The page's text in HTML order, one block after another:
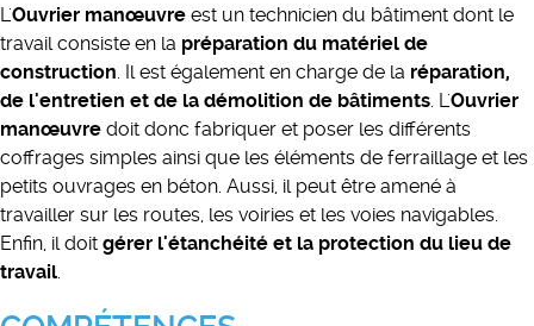
L'Ouvrier manœuvre est un technicien du bâtiment dont le
travail consiste en la préparation du matériel de
construction. Il est également en charge de la réparation,
de l'entretien et de la démolition de bâtiments. L'Ouvrier
manœuvre doit donc fabriquer et poser les différents
coffrages simples ainsi que les éléments de ferraillage et les
petits ouvrages en béton. Aussi, il peut être amené à
travailler sur les routes, les voiries et les voies navigables.
Enfin, il doit gérer l'étanchéité et la protection du lieu de
travail.